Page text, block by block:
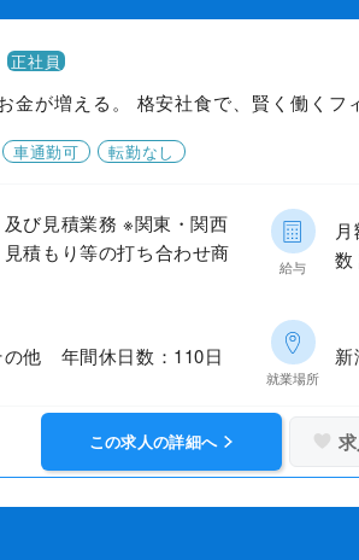
正社員
金が増える。 格安社食で、賢く働くフ
車通勤可 転勤なし
び見積業務 ※関東・関西
積もり等の打ち合わせ商
給与
数
他 年間休日数：110日
就業場所
新
この求人の詳細へ